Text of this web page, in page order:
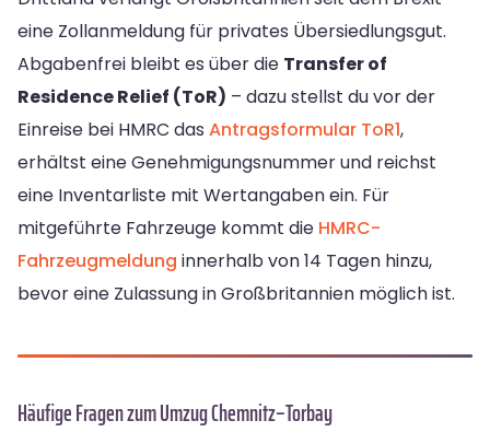
eine Zollanmeldung für privates Übersiedlungsgut.
Abgabenfrei bleibt es über die Transfer of
Residence Relief (ToR) – dazu stellst du vor der
Einreise bei HMRC das Antragsformular ToR1,
erhältst eine Genehmigungsnummer und reichst
eine Inventarliste mit Wertangaben ein. Für
mitgeführte Fahrzeuge kommt die HMRC-
Fahrzeugmeldung innerhalb von 14 Tagen hinzu,
bevor eine Zulassung in Großbritannien möglich ist.
Häufige Fragen zum Umzug Chemnitz–Torbay